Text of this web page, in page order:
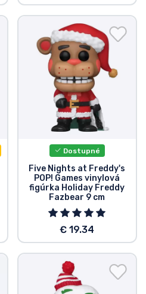
Dostupné
Five Nights at Freddy's
POP! Games vinylová
figúrka Holiday Freddy
Fazbear 9 cm
€ 19.34